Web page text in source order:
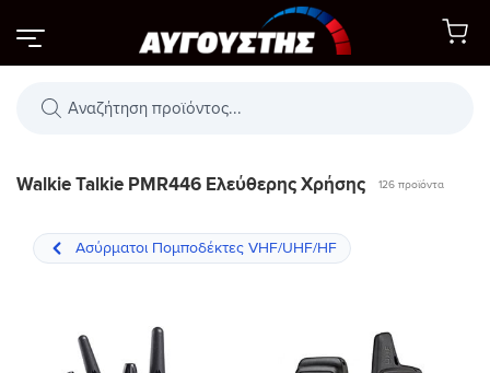
στο
περιεχόμενο
Αναζήτηση
Walkie Talkie PMR446 Ελεύθερης Χρήσης 126 προϊόντα